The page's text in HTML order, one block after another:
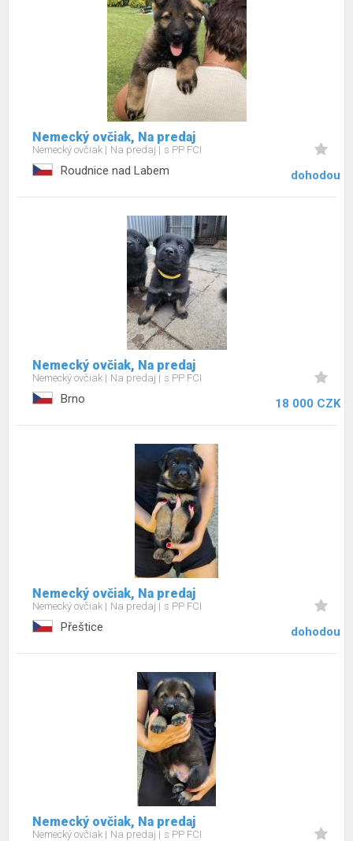
Nemecký ovčiak, Na predaj
Nemecký ovčiak Na predaj s PP FCI
Roudnice nad Labem dohodou
Nemecký ovčiak, Na predaj
Nemecký ovčiak Na predaj s PP FCI
Brno 18 000 CZK
Nemecký ovčiak, Na predaj
Nemecký ovčiak Na predaj s PP FCI
Přeštice dohodou
Nemecký ovčiak, Na predaj
Nemecký ovčiak Na predaj s PP FCI